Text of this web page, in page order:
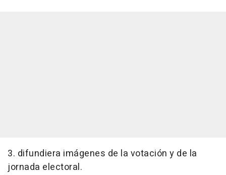
3. difundiera imágenes de la votación y de la
jornada electoral.